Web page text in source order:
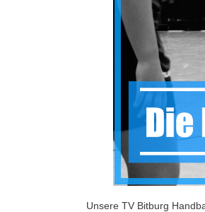
Unsere TV Bitburg